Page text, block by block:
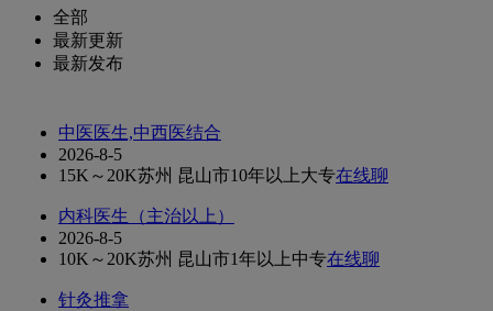
全部
最新更新
最新发布
中医医生,中西医结合
2026-8-5
15K～20K苏州 昆山市10年以上大专在线聊
内科医生（主治以上）
2026-8-5
10K～20K苏州 昆山市1年以上中专在线聊
针灸推拿